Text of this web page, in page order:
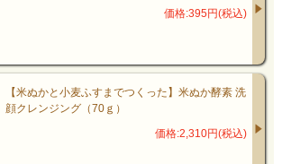
価格:395円(税込)
【米ぬかと小麦ふすまでつくった】米ぬか酵素 洗
顔クレンジング（70ｇ）
価格:2,310円(税込)